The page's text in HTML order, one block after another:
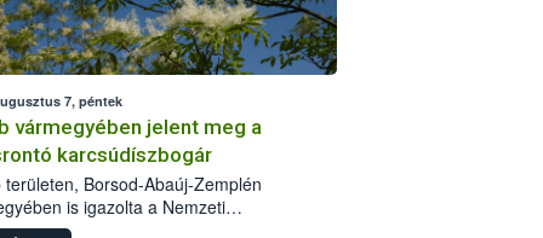
7, péntek
vármegyében jelent meg a
karcsúdíszbogár
területen, Borsod-Abaúj-Zemplén
is igazolta a Nemzeti
biztonsági Hivatal (Nébih) a